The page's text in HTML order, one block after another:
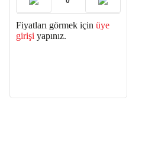
Fiyatları görmek için üye
girişi yapınız.